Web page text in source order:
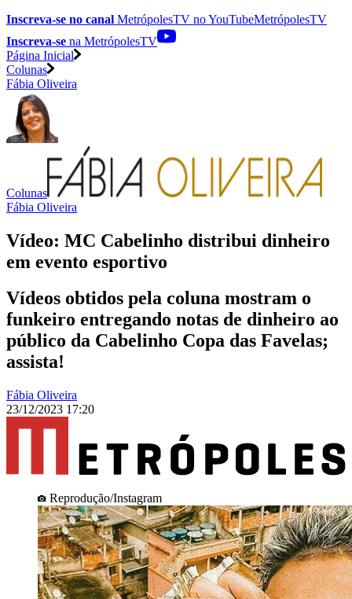
Inscreva-se no canal MetrópolesTV noYouTubeMetrópolesTV
Inscreva-se na MetrópolesTV
Página Inicial
Colunas
Fábia Oliveira
Colunas
Fábia Oliveira
Vídeo: MC Cabelinho distribui dinheiro
em evento esportivo
Vídeos obtidos pela coluna mostram o
funkeiro entregando notas de dinheiro ao
público da Cabelinho Copa das Favelas;
assista!
Fábia Oliveira
23/12/2023 17:20
Reprodução/Instagram